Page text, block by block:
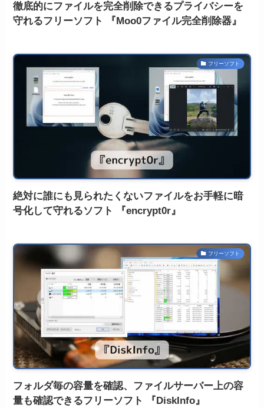
徹底的にファイルを完全削除できるプライバシーを
守れるフリーソフト 『Moo0ファイル完全削除器』
フリーソフト
絶対に誰にも見られたくないファイルをお手軽に暗
号化して守れるソフト 『encrypt0r』
フリーソフト
フォルダ毎の容量を確認、ファイルサーバー上の容
量も確認できるフリーソフト 『DiskInfo』